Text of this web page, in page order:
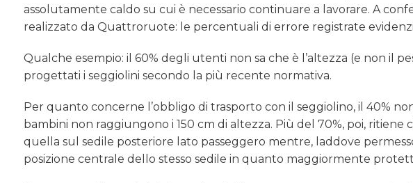
assolutamente caldo su cui è necessario continuare a lavorare. A
realizzato da Quattroruote: le percentuali di errore registrate
Qualche esempio: il 60% degli utenti non sa che è l’altezza (e non il
progettati i seggiolini secondo la più recente normativa.
Per quanto concerne l’obbligo di trasporto con il seggiolino, il 40%
bambini non raggiungono i 150 cm di altezza. Più del 70%, poi, ritiene
quella sul sedile posteriore lato passeggero mentre, laddove
posizione centrale dello stesso sedile in quanto maggiormente